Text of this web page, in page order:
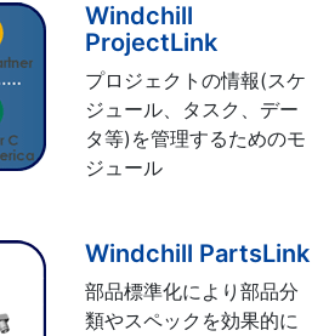
Windchill
ProjectLink
プロジェクトの情報(スケ
ジュール、タスク、デー
タ等)を管理するためのモ
ジュール
Windchill PartsLink
部品標準化により部品分
類やスペックを効果的に